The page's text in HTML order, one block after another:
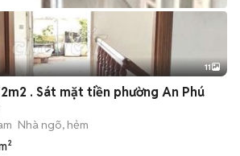
+2
11
. Sát mặt tiền phường An Phú
Nhà ngõ, hẻm